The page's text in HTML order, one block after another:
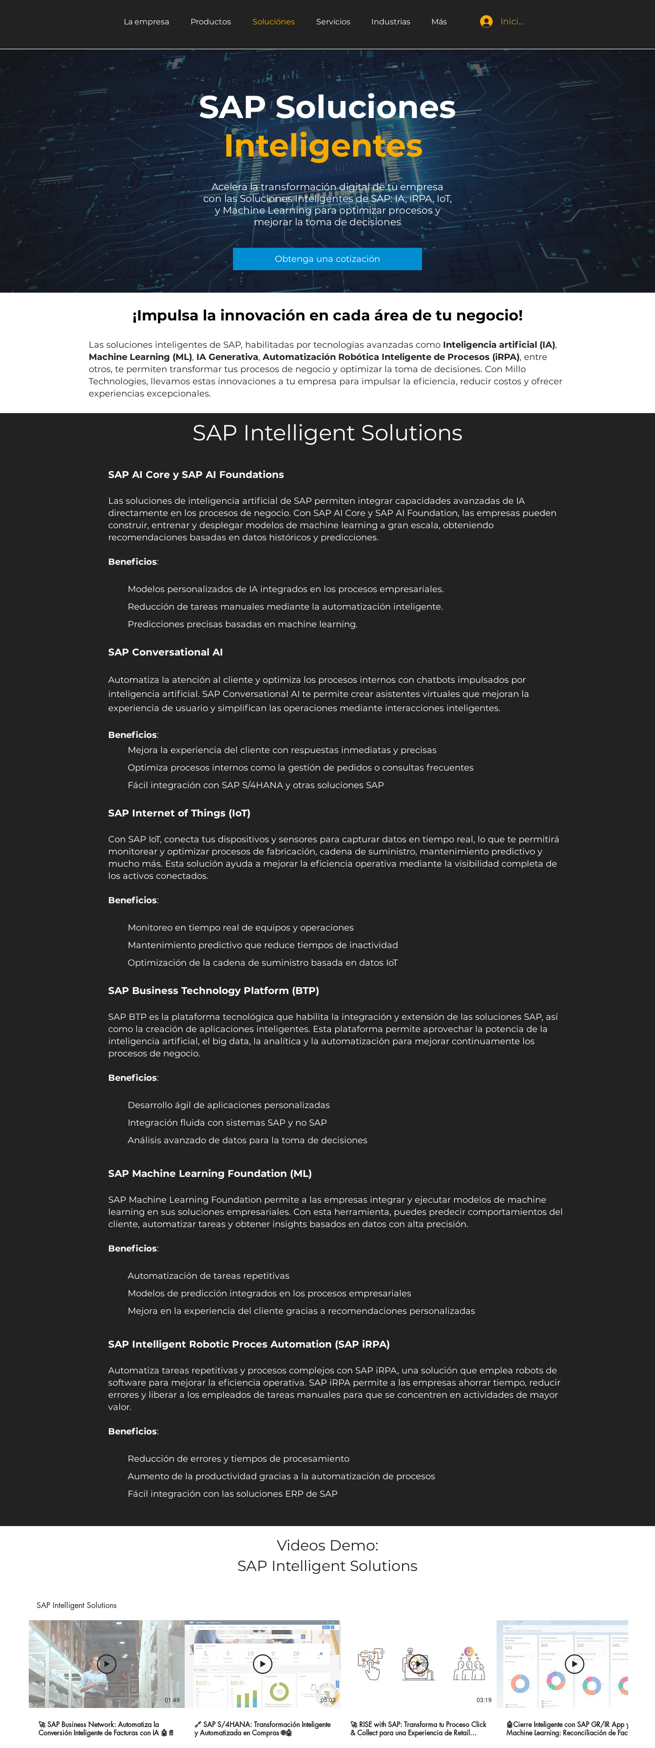
La empresa Productos Soluciónes Servicios Industrias Más Iniciar sesión
SAP Soluciones
Inteligentes
Acelera la transformación digital de tu empresa
con las Soluciones Inteligentes de SAP: IA, iRPA, IoT,
y Machine Learning para optimizar procesos y
mejorar la toma de decisiones
Obtenga una cotización
¡Impulsa la innovación en cada área de tu negocio!
Las soluciones inteligentes de SAP, habilitadas por tecnologías avanzadas como Inteligencia artificial (IA),
Machine Learning (ML), IA Generativa, Automatización Robótica Inteligente de Procesos (iRPA), entre
otros, te permiten transformar tus procesos de negocio y optimizar la toma de decisiones. Con Millo
Technologies, llevamos estas innovaciones a tu empresa para impulsar la eficiencia, reducir costos y ofrecer
experiencias excepcionales.
SAP AI Core y SAP AI Foundations
Las soluciones de inteligencia artificial de SAP permiten integrar capacidades avanzadas de IA
directamente en los procesos de negocio. Con SAP AI Core y SAP AI Foundation, las empresas pueden
construir, entrenar y desplegar modelos de machine learning a gran escala, obteniendo
recomendaciones basadas en datos históricos y predicciones.
Beneficios:
Modelos personalizados de IA integrados en los procesos empresariales.
Reducción de tareas manuales mediante la automatización inteligente.
Predicciones precisas basadas en machine learning.
SAP Conversational AI
Automatiza la atención al cliente y optimiza los procesos internos con chatbots impulsados por
inteligencia artificial. SAP Conversational AI te permite crear asistentes virtuales que mejoran la
experiencia de usuario y simplifican las operaciones mediante interacciones inteligentes.
Beneficios:
Mejora la experiencia del cliente con respuestas inmediatas y precisas
Optimiza procesos internos como la gestión de pedidos o consultas frecuentes
Fácil integración con SAP S/4HANA y otras soluciones SAP
SAP Internet of Things (IoT)
Con SAP IoT, conecta tus dispositivos y sensores para capturar datos en tiempo real, lo que te permitirá
monitorear y optimizar procesos de fabricación, cadena de suministro, mantenimiento predictivo y
mucho más. Esta solución ayuda a mejorar la eficiencia operativa mediante la visibilidad completa de
los activos conectados.
Beneficios:
Monitoreo en tiempo real de equipos y operaciones
Mantenimiento predictivo que reduce tiempos de inactividad
Optimización de la cadena de suministro basada en datos IoT
SAP Business Technology Platform (BTP)
SAP BTP es la plataforma tecnológica que habilita la integración y extensión de las soluciones SAP, así
como la creación de aplicaciones inteligentes. Esta plataforma permite aprovechar la potencia de la
inteligencia artificial, el big data, la analítica y la automatización para mejorar continuamente los
procesos de negocio.​
Beneficios:
Desarrollo ágil de aplicaciones personalizadas
Integración fluida con sistemas SAP y no SAP
Análisis avanzado de datos para la toma de decisiones
SAP Machine Learning Foundation (ML)
SAP Machine Learning Foundation permite a las empresas integrar y ejecutar modelos de machine
learning en sus soluciones empresariales. Con esta herramienta, puedes predecir comportamientos del
cliente, automatizar tareas y obtener insights basados en datos con alta precisión.
Beneficios:
Automatización de tareas repetitivas
Modelos de predicción integrados en los procesos empresariales
Mejora en la experiencia del cliente gracias a recomendaciones personalizadas
SAP Intelligent Robotic Proces Automation (SAP iRPA)
Automatiza tareas repetitivas y procesos complejos con SAP iRPA, una solución que emplea robots de
software para mejorar la eficiencia operativa. SAP iRPA permite a las empresas ahorrar tiempo, reducir
errores y liberar a los empleados de tareas manuales para que se concentren en actividades de mayor
valor.​
Beneficios:
Reducción de errores y tiempos de procesamiento
Aumento de la productividad gracias a la automatización de procesos
Fácil integración con las soluciones ERP de SAP
SAP Intelligent Solutions
Videos Demo:
SAP Intelligent Solutions
SAP Intelligent Solutions
01:49
🚀 SAP Business Network: Automatiza la
Conversión Inteligente de Facturas con IA 🤖📄
05:03
🔗 SAP S/4HANA: Transformación Inteligente
y Automatizada en Compras 🌐🤖
03:19
🚀 RISE with SAP: Transforma tu Proceso Click
& Collect para una Experiencia de Retail
🤖Cierre Inteligente con SAP GR/IR App y
Machine Learning: Reconciliación de Facturas